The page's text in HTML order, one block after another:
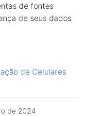
de 2024
de fontes
de seus dados
de Celulares